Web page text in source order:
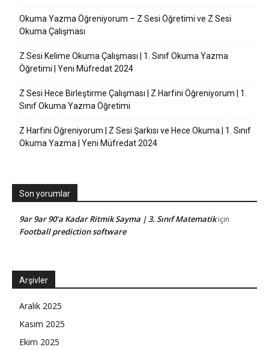
Okuma Yazma Öğreniyorum – Z Sesi Öğretimi ve Z Sesi
Okuma Çalışması
Z Sesi Kelime Okuma Çalışması | 1. Sınıf Okuma Yazma
Öğretimi | Yeni Müfredat 2024
Z Sesi Hece Birleştirme Çalışması | Z Harfini Öğreniyorum | 1.
Sınıf Okuma Yazma Öğretimi
Z Harfini Öğreniyorum | Z Sesi Şarkısı ve Hece Okuma | 1. Sınıf
Okuma Yazma | Yeni Müfredat 2024
Son yorumlar
9ar 9ar 90’a Kadar Ritmik Sayma | 3. Sınıf Matematikiçin
Football prediction software
Arşivler
Aralık 2025
Kasım 2025
Ekim 2025